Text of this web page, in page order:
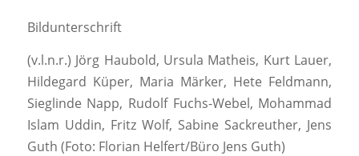
Bildunterschrift
(v.l.n.r.) Jörg Haubold, Ursula Matheis, Kurt Lauer,
Hildegard Küper, Maria Märker, Hete Feldmann,
Sieglinde Napp, Rudolf Fuchs-Webel, Mohammad
Islam Uddin, Fritz Wolf, Sabine Sackreuther, Jens
Guth (Foto: Florian Helfert/Büro Jens Guth)